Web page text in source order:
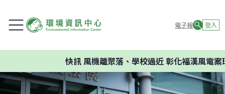
電子報 登入
風機離聚落、學校過近 彰化福漢風電案環委